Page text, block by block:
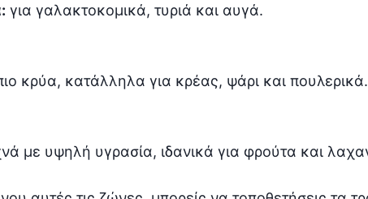
για γαλακτοκομικά, τυριά και αυγά.
κρύα, κατάλληλα για κρέας, ψάρι και πουλερικά.
με υψηλή υγρασία, ιδανικά για φρούτα και